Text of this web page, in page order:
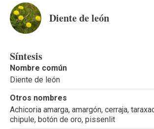
Diente de león
Síntesis
Nombre común
Diente de león
Otros nombres
Achicoria amarga, amargón, cerraja,
chipule, botón de oro, pissenlit